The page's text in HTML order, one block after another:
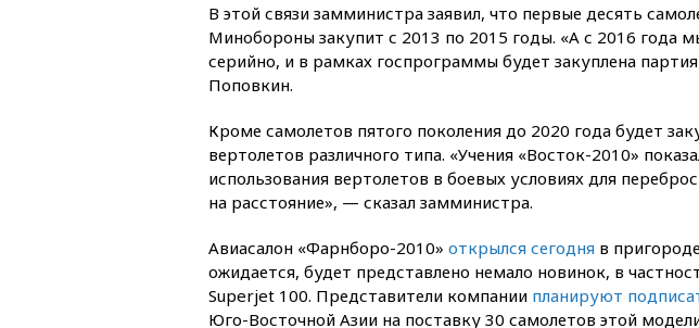
В этой связи замминистра заявил, что первые десять
Минобороны закупит с 2013 по 2015 годы. «А с 2016 года
серийно, и в рамках госпрограммы будет закуплена
Поповкин.
Кроме самолетов пятого поколения до 2020 года будет
вертолетов различного типа. «Учения «Восток-2010»
использования вертолетов в боевых условиях для
на расстояние», — сказал замминистра.
Авиасалон «Фарнборо-2010» открылся сегодня в
ожидается, будет представлено немало новинок, в
Superjet 100. Представители компании планируют
Юго-Восточной Азии на поставку 30 самолетов этой